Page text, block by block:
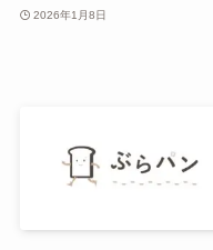
2026年1月8日